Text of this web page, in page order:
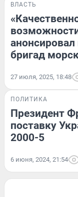
ВЛАСТЬ
анонсировал
бригад
27 июля, 2025, 18:48
ПОЛИТИКА
Президент
поставку
2000-5
6 июня, 2024, 21:54